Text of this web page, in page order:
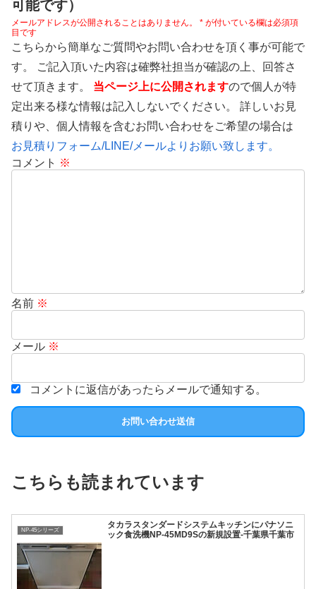
可能です）
メールアドレスが公開されることはありません。 * が付いている欄は必須項
目です
こちらから簡単なご質問やお問い合わせを頂く事が可能で
す。 ご記入頂いた内容は確弊社担当が確認の上、回答さ
せて頂きます。 当ページ上に公開されますので個人が特
定出来る様な情報は記入しないでください。 詳しいお見
積りや、個人情報を含むお問い合わせをご希望の場合は
お見積りフォーム/LINE/メールよりお願い致します。
コメント ※
名前 ※
メール ※
コメントに返信があったらメールで通知する。
こちらも読まれています
NP-45シリーズ
タカラスタンダードシステムキッチンにパナソニ
ック食洗機NP-45MD9Sの新規設置-千葉県千葉市